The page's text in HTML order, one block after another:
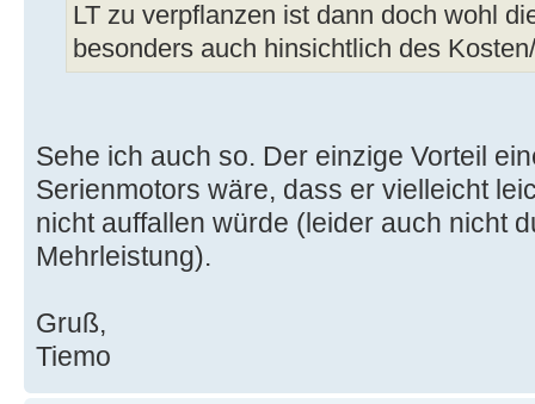
LT zu verpflanzen ist dann doch wohl
besonders auch hinsichtlich des
Sehe ich auch so. Der einzige Vorteil
Serienmotors wäre, dass er vielleicht
nicht auffallen würde (leider auch nicht
Mehrleistung).
Gruß,
Tiemo